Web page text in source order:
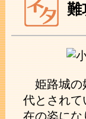
難
姫路城の
代とされて
在の姿にな